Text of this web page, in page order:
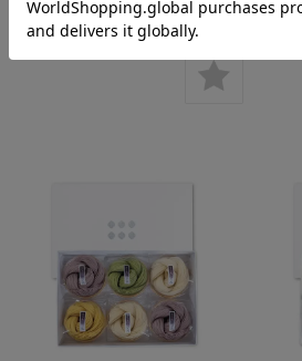
¥5,832(税込)